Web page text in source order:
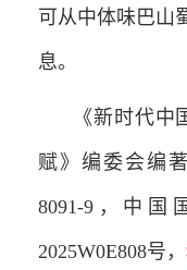
可从中体味巴山
息。
《新时代中
赋》编委会编
8091-9，中国
2025W0E808号，